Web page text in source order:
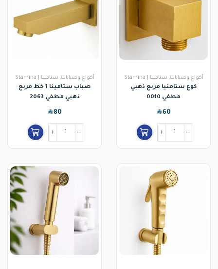
أكواع وصبابات, ستامينا | Stamina
كوع ستامنيا مربع ذهبي
مطفي 0010
SAR60
أكواع وصبابات, ستامينا | Stamina
صباب ستامينا 1 خط مربع
ذهبي مطفي 2063
SAR80